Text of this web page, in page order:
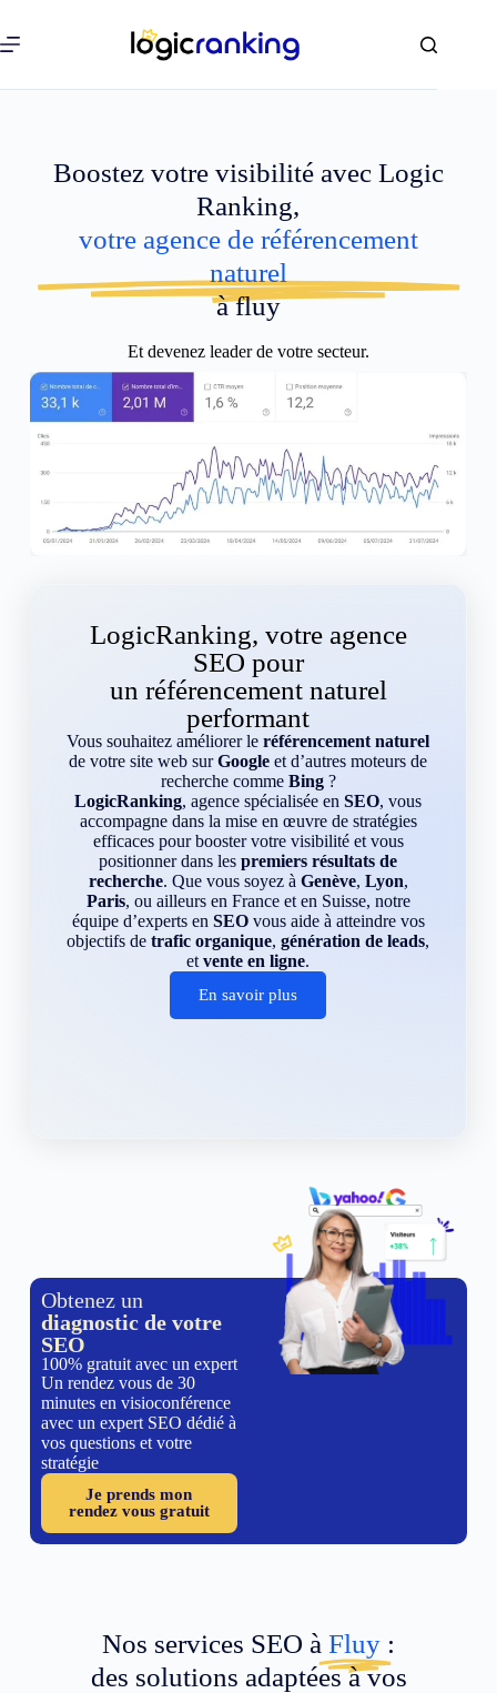
Boostez votre visibilité avec Logic
Ranking,
votre agence de référencement
naturel
à fluy
Et devenez leader de votre secteur.
LogicRanking, votre agence
SEO pour
un référencement naturel
performant
Vous souhaitez améliorer leréférencement naturel
de votre site web surGoogle et d’autres moteurs de
recherche comme Bing?
LogicRanking, agence spécialisée enSEO, vous
accompagne dans la mise en œuvre de stratégies
efficaces pour booster votre visibilité et vous
positionner dans lespremiers résultats de
recherche. Que vous soyez à Genève, Lyon,
Paris, ou ailleurs en France et en Suisse, notre
équipe d’experts en SEOvous aide à atteindre vos
objectifs detrafic organique,génération de leads,
etvente en ligne.
En savoir plus
Obtenez un
diagnostic de votre
SEO
100% gratuit avec un expert
Un rendez vous de 30
minutes en visioconférence
avec un expert SEO dédié à
vos questions et votre
stratégie
Je prends mon
rendez vous gratuit
Nos services SEO à Fluy :
des solutions adaptées à vos